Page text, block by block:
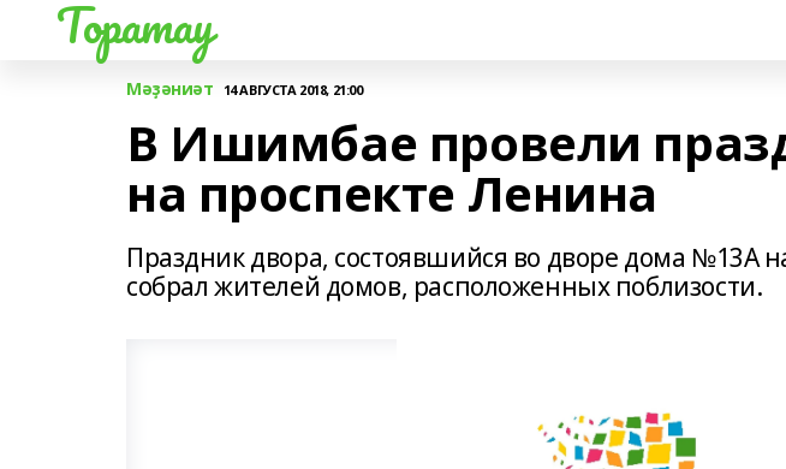
Торатау
Мәҙәниәт 14 АВГУСТА 2018, 21:00
В Ишимбае провели
на проспекте Ленина
Праздник двора, состоявшийся во дворе дома №13А
собрал жителей домов, расположенных поблизости.